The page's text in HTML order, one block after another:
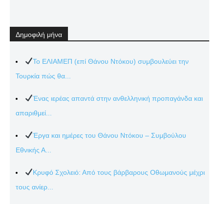
Δημοφιλή μήνα
Το ΕΛΙΑΜΕΠ (επί Θάνου Ντόκου) συμβουλεύει την
Τουρκία πώς θα...
Ένας ιερέας απαντά στην ανθελληνική προπαγάνδα και
απαριθμεί...
Έργα και ημέρες του Θάνου Ντόκου – Συμβούλου
Εθνικής Α...
Κρυφό Σχολειό: Από τους βάρβαρους Οθωμανούς μέχρι
τους ανίερ...